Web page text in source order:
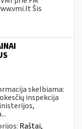
Šis
skelbiama:
inspekcija
Raštai,